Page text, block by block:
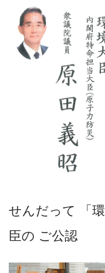
せんだって 「
臣の ご公認